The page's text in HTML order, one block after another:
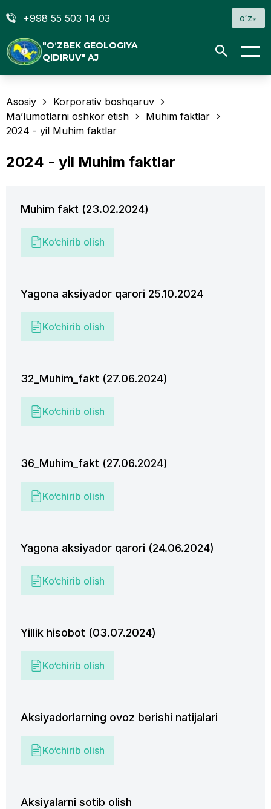
+998 55 503 14 03 oʻz
"O‘ZBEK GEOLOGIYA
QIDIRUV" AJ
Asosiy
Korporativ boshqaruv
Ma’lumotlarni oshkor etish
Muhim faktlar
2024 - yil Muhim faktlar
2024 - yil Muhim faktlar
Muhim fakt (23.02.2024)
Ko‘chirib olish
Yagona aksiyador qarori 25.10.2024
Ko‘chirib olish
32_Muhim_fakt (27.06.2024)
Ko‘chirib olish
36_Muhim_fakt (27.06.2024)
Ko‘chirib olish
Yagona aksiyador qarori (24.06.2024)
Ko‘chirib olish
Yillik hisobot (03.07.2024)
Ko‘chirib olish
Aksiyadorlarning ovoz berishi natijalari
Ko‘chirib olish
Aksiyalarni sotib olish